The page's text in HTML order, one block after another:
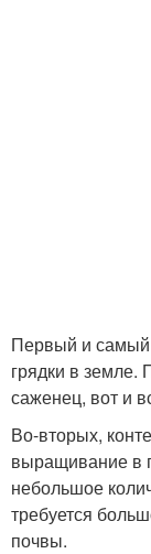
Первый и самый
грядки в земле.
саженец, вот и
Во-вторых,
выращивание в
небольшое
требуется
почвы.